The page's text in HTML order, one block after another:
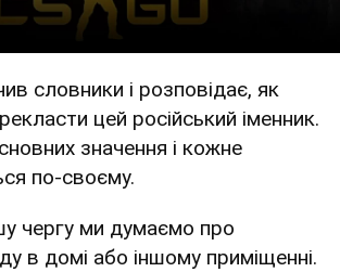
словники і розповідає, як
цей російський іменник.
значення і кожне
по-своєму.
чергу ми думаємо про
в домі або іншому приміщенні.